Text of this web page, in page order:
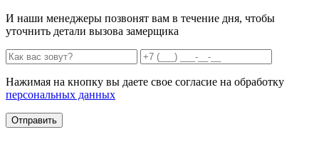
И наши менеджеры позвонят вам в течение дня, чтобы
уточнить детали вызова замерщика
Нажимая на кнопку вы даете свое согласие на обработку
персональных данных
Отправить